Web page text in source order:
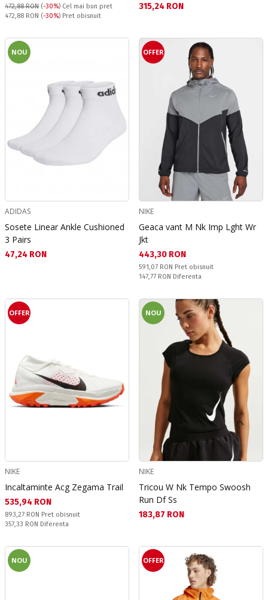
472,88 RON (-30%) Cel mai bun pret
Pret obisnuit:
472,88 RON (-30%) Pret obisnuit
Текуща цена:
315,24 RON
NOU
ADIDAS
Sosete Linear Ankle Cushioned
3 Pairs
Текуща цена:
47,24 RON
OFFER
NIKE
Geaca vant M Nk Imp Lght Wr
Jkt
Текуща цена:
443,30 RON
Pret obisnuit:
591,07 RON Pret obisnuit
Спестявате:
147,77 RON Diferenta
OFFER
NIKE
Incaltaminte Acg Zegama Trail
Текуща цена:
535,94 RON
Pret obisnuit:
893,27 RON Pret obisnuit
Спестявате:
357,33 RON Diferenta
NOU
NIKE
Tricou W Nk Tempo Swoosh
Run Df Ss
Текуща цена:
183,87 RON
NOU OFFER